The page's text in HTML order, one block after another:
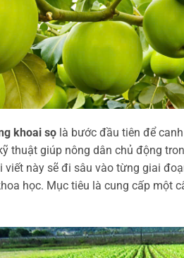
khoai sọ là bước đầu tiên để
thuật giúp nông dân chủ động
viết này sẽ đi sâu vào từng giai
học. Mục tiêu là cung cấp một